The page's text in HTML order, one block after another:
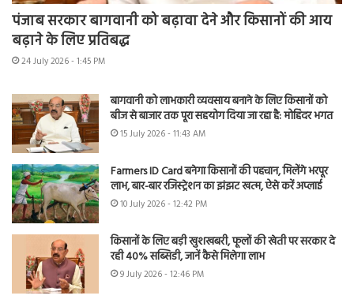
पंजाब सरकार बागवानी को बढ़ावा देने और किसानों की आय
बढ़ाने के लिए प्रतिबद्ध
24 July 2026 - 1:45 PM
बागवानी को लाभकारी व्यवसाय बनाने के लिए किसानों को
बीज से बाजार तक पूरा सहयोग दिया जा रहा है: मोहिंदर भगत
15 July 2026 - 11:43 AM
Farmers ID Card बनेगा किसानों की पहचान, मिलेंगे भरपूर
लाभ, बार-बार रजिस्ट्रेशन का झंझट खत्म, ऐसे करें अप्लाई
10 July 2026 - 12:42 PM
किसानों के लिए बड़ी खुशखबरी, फूलों की खेती पर सरकार दे
रही 40% सब्सिडी, जानें कैसे मिलेगा लाभ
9 July 2026 - 12:46 PM